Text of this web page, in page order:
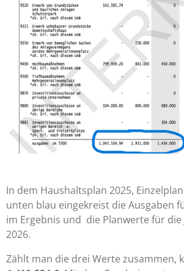
In dem Haushaltsplan 2025,
unten blau eingekreist die Ausgaben
im Ergebnis und die Planwerte für die
2026.
Zählt man die drei Werte zusammen,